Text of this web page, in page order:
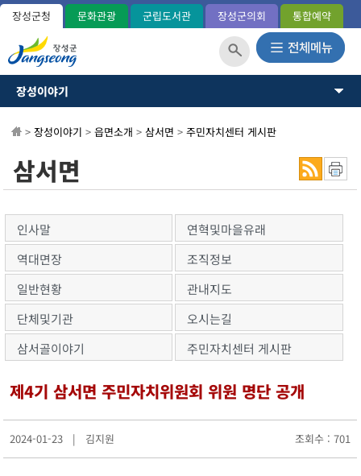
장성군청 문화관광 군립도서관 장성군의회 통합예약
장성이야기
OK 365민원
분야별정보
정보공개
장성이야기
역사와연혁
관내지도
군민헌장
국내외교류
장성군사
장성의상징
상징표시
홍길동 캐릭터
군정운영방향
군정목표/방침
주요업무계획
군청안내
> 장성이야기 > 읍면소개 > 삼서면 > 주민자치센터 게시판
삼서면
인사말
연혁및마을유래
역대면장
조직정보
일반현황
관내지도
단체및기관
오시는길
삼서골이야기
주민자치센터 게시판
제4기 삼서면 주민자치위원회 위원 명단 공개
2024-01-23 | 김지원 조회수 : 701